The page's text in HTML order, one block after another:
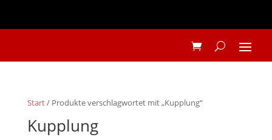
Start/ Produkte verschlagwortet mit „Kupplung“
Kupplung